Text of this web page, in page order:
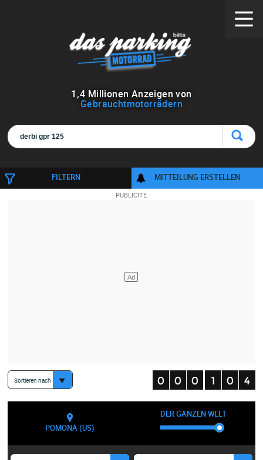
1 ,4 Millionen Anzeigen von
Gebrauchtmotorrädern
FILTERN MITTEILUNG ERSTELLEN
Sortieren nach
POMONA (US)
DER GANZEN WELT